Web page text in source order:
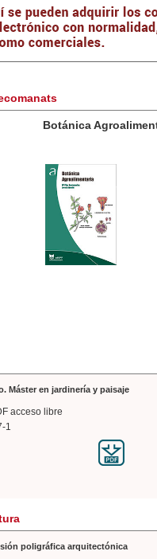
Agroalimentaria
Máster en jardinería y paisaje
acceso libre
1
poligráfica arquitectónica